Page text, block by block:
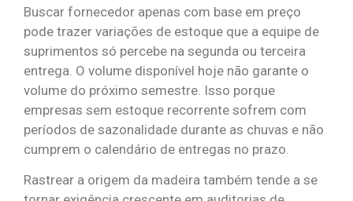
Buscar fornecedor apenas com base em preço
pode trazer variações de estoque que a equipe de
suprimentos só percebe na segunda ou terceira
entrega. O volume disponível hoje não garante o
volume do próximo semestre. Isso porque
empresas sem estoque recorrente sofrem com
períodos de sazonalidade durante as chuvas e não
cumprem o calendário de entregas no prazo.
Rastrear a origem da madeira também tende a se